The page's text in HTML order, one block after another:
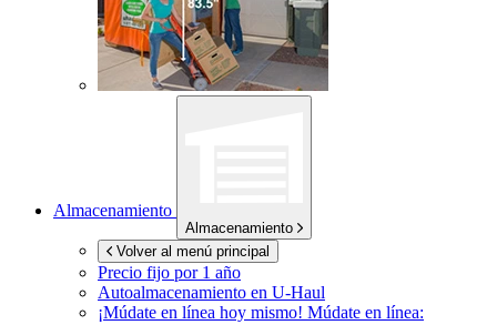
Almacenamiento
Almacenamiento
Volver al menú principal
Precio fijo por 1 año
Autoalmacenamiento en U-Haul
¡Múdate en línea hoy mismo! Múdate en línea: